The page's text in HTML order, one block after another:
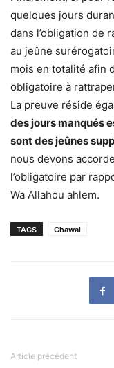
quelques jours
dans l’obligation de
au jeûne
mois en totalité afin
obligatoire à
La preuve réside
des jours manqués
sont des jeûnes
nous devons
l’obligatoire par
Wa Allahou ahlem.
TAGS Chawal
Article précédent